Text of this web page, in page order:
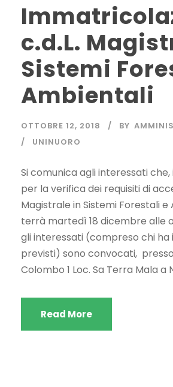
c.d.L.
Sistemi
Ambientali
OTTOBRE 12, 2018 BY
UNINUORO
Si comunica agli interessati che,
per la verifica dei requisiti di
Magistrale in Sistemi Forestali e
terrà martedì 18 dicembre alle
gli interessati (compreso chi ha
previsti) sono convocati,
Colombo 1 Loc. Sa Terra Mala a
Read More